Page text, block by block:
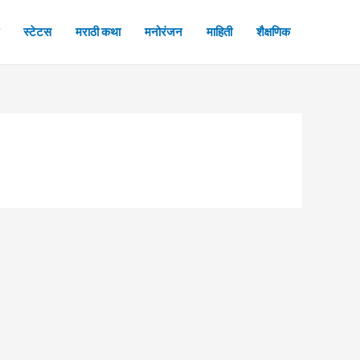
स्टेटस मराठी कथा मनोरंजन माहिती शैक्षणिक